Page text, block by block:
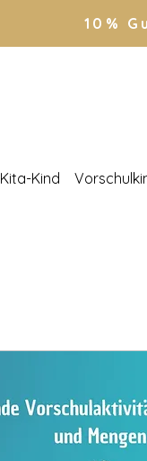
10%
Kita-Kind